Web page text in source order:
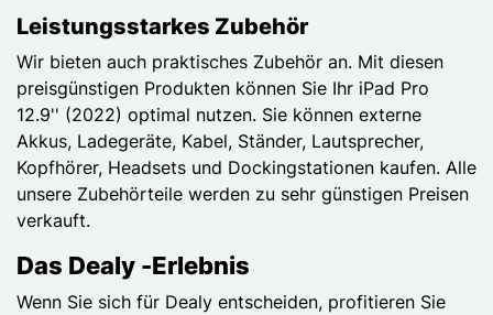
Leistungsstarkes Zubehör
Wir bieten auch praktisches Zubehör an. Mit diesen
preisgünstigen Produkten können Sie Ihr iPad Pro
12.9'' (2022) optimal nutzen. Sie können externe
Akkus, Ladegeräte, Kabel, Ständer, Lautsprecher,
Kopfhörer, Headsets und Dockingstationen kaufen. Alle
unsere Zubehörteile werden zu sehr günstigen Preisen
verkauft.
Das Dealy -Erlebnis
Wenn Sie sich für Dealy entscheiden, profitieren Sie